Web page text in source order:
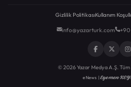
Gizlilik PolitikasıKullanım
info@yazarturk.com +90
© 2026 Yazar Medya A.Ş. Tüm
eNews |Egemen